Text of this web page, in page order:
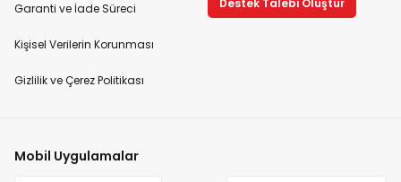
Garanti ve İade Süreci
Kişisel Verilerin Korunması
Gizlilik ve Çerez Politikası
Mobil Uygulamalar